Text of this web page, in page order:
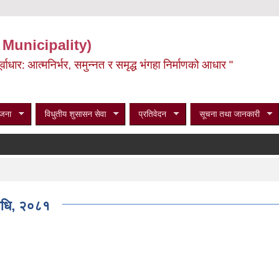
Municipality)
आत्मनिर्भर, समुन्नत र समृद्ध भंगहा निर्माणको आधार "
विधुतीय शुसासन सेवा प्रतिवेदन सूचना तथा जानकारी
२०८१